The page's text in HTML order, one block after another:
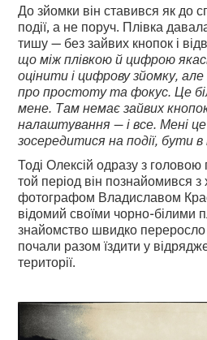
До зйомки він ставився як до
події, а не поруч. Плівка
тишу — без зайвих кнопок і
що між плівкою й цифрою
оцінити і цифрову зйомку,
про простоту та фокус. Це
мене. Там немає зайвих
налаштування — і все. Мені
зосередитися на події, бути
Тоді Олексій одразу з
той період він познайомився з
фотографом Владиславом
відомий своїми чорно-білими
знайомство швидко
почали разом їздити у
території.